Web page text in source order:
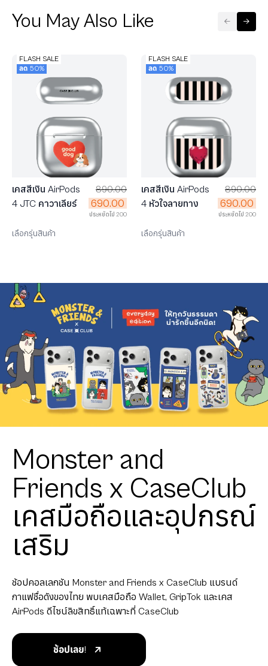
You May Also Like
FLASH SALE
ลด 50%
เคสสีเงิน AirPods
4 JTC คาวาเลียร์
890.00
690.00
ประหยัดไป 200
เลือกรุ่นสินค้า
FLASH SALE
ลด 50%
เคสสีเงิน AirPods
4 หัวใจลายทาง
890.00
690.00
ประหยัดไป 200
เลือกรุ่นสินค้า
Monster and
Friends x CaseClub
เคสมือถือและอุปกรณ์
เสริม
ช้อปคอลเลกชัน Monster and Friends x CaseClub แบรนด์
กาแฟชื่อดังของไทย พบเคสมือถือ Wallet, GripTok และเคส
AirPods ดีไซน์ลิขสิทธิ์แท้เฉพาะที่ CaseClub
ช้อปเลย!